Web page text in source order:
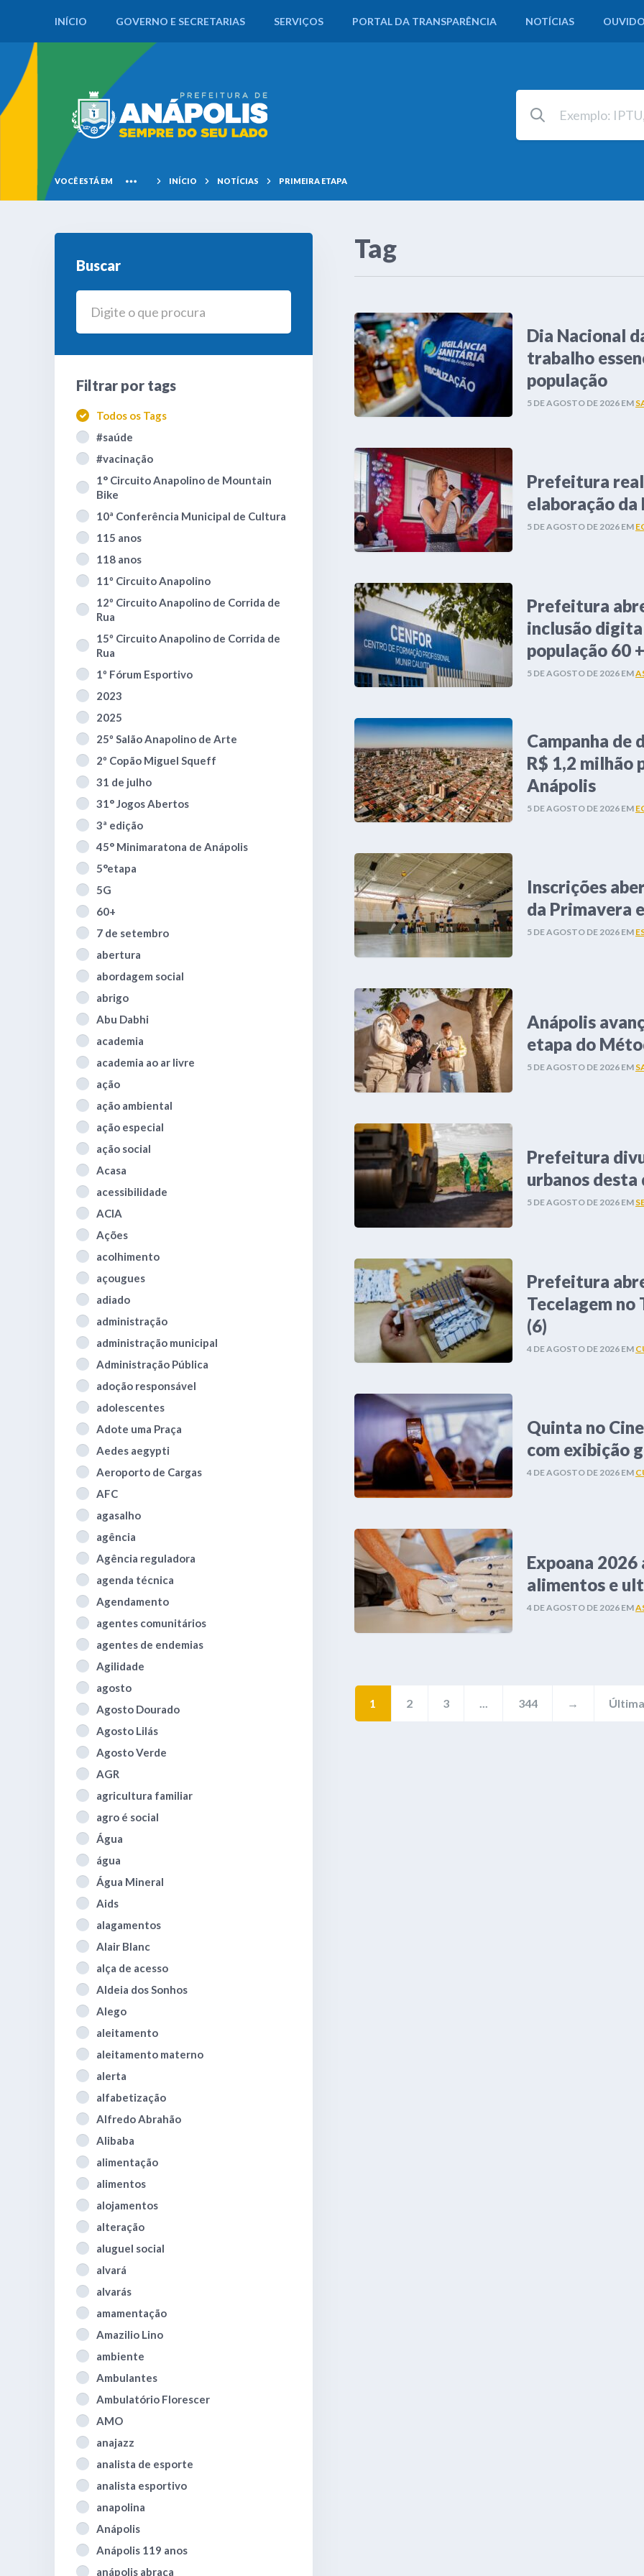
INÍCIO GOVERNO E SECRETARIAS SERVIÇOS PORTAL DA TRANSPARÊNCIA NOTÍCIAS
VOCÊ ESTÁ EM INÍCIO NOTÍCIAS PRIMEIRA ETAPA
Buscar
Filtrar por tags
Todos os Tags
#saúde
#vacinação
1° Circuito Anapolino de Mountain
Bike
10ª Conferência Municipal de Cultura
115 anos
118 anos
11º Circuito Anapolino
12º Circuito Anapolino de Corrida de
Rua
15º Circuito Anapolino de Corrida de
Rua
1º Fórum Esportivo
2023
2025
25º Salão Anapolino de Arte
2º Copão Miguel Squeff
31 de julho
31° Jogos Abertos
3ª edição
45° Minimaratona de Anápolis
5°etapa
5G
60+
7 de setembro
abertura
abordagem social
abrigo
Abu Dabhi
academia
academia ao ar livre
ação
ação ambiental
ação especial
ação social
Acasa
acessibilidade
ACIA
Ações
acolhimento
açougues
adiado
administração
administração municipal
Administração Pública
adoção responsável
adolescentes
Adote uma Praça
Aedes aegypti
Aeroporto de Cargas
AFC
agasalho
agência
Agência reguladora
agenda técnica
Agendamento
agentes comunitários
agentes de endemias
Agilidade
agosto
Agosto Dourado
Agosto Lilás
Agosto Verde
AGR
agricultura familiar
agro é social
Água
água
Água Mineral
Aids
alagamentos
Alair Blanc
alça de acesso
Aldeia dos Sonhos
Alego
aleitamento
aleitamento materno
alerta
alfabetização
Alfredo Abrahão
Alibaba
alimentação
alimentos
alojamentos
alteração
aluguel social
alvará
alvarás
amamentação
Amazilio Lino
ambiente
Ambulantes
Ambulatório Florescer
AMO
anajazz
analista de esporte
analista esportivo
anapolina
Anápolis
Anápolis 119 anos
anápolis abraça
Tag
Dia Nacional
trabalho
população
5 DE AGOSTO DE 2026 EM
Prefeitura
elaboração da
5 DE AGOSTO DE 2026 EM
Prefeitura
inclusão
população 60 +
5 DE AGOSTO DE 2026 EM
Campanha de
R$ 1,2 milhão
Anápolis
5 DE AGOSTO DE 2026 EM
Inscrições
da Primavera
5 DE AGOSTO DE 2026 EM
Anápolis
etapa do
5 DE AGOSTO DE 2026 EM
Prefeitura
urbanos desta
5 DE AGOSTO DE 2026 EM
Prefeitura
Tecelagem no
(6)
4 DE AGOSTO DE 2026 EM
Quinta no
com exibição
4 DE AGOSTO DE 2026 EM
Expoana
alimentos e
4 DE AGOSTO DE 2026 EM
1 2 3 ... 344 →